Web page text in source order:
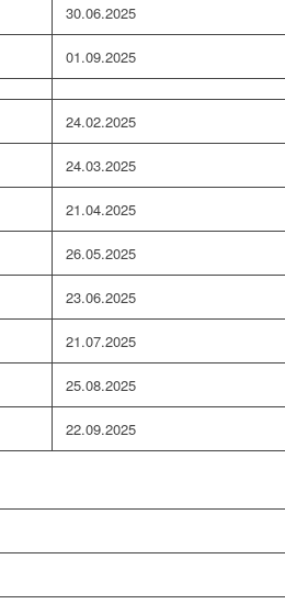
30.06.2025
01.09.2025
24.02.2025
24.03.2025
21.04.2025
26.05.2025
23.06.2025
21.07.2025
25.08.2025
22.09.2025